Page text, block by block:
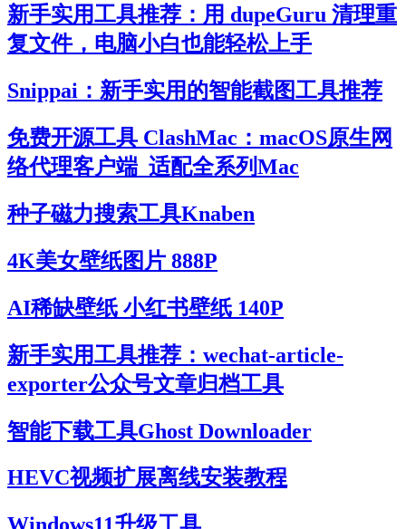
新手实用工具推荐：用 dupeGuru 清理重
复文件，电脑小白也能轻松上手
Snippai：新手实用的智能截图工具推荐
免费开源工具 ClashMac：macOS原生网
络代理客户端_适配全系列Mac
种子磁力搜索工具Knaben
4K美女壁纸图片 888P
AI稀缺壁纸 小红书壁纸 140P
新手实用工具推荐：wechat-article-
exporter公众号文章归档工具
智能下载工具Ghost Downloader
HEVC视频扩展离线安装教程